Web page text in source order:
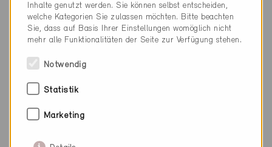
Inhalte genutzt werden. Sie können selbst entscheiden,
welche Kategorien Sie zulassen möchten. Bitte beachten
Sie, dass auf Basis Ihrer Einstellungen womöglich nicht
mehr alle Funktionalitäten der Seite zur Verfügung stehen.
Notwendig
Statistik
Marketing